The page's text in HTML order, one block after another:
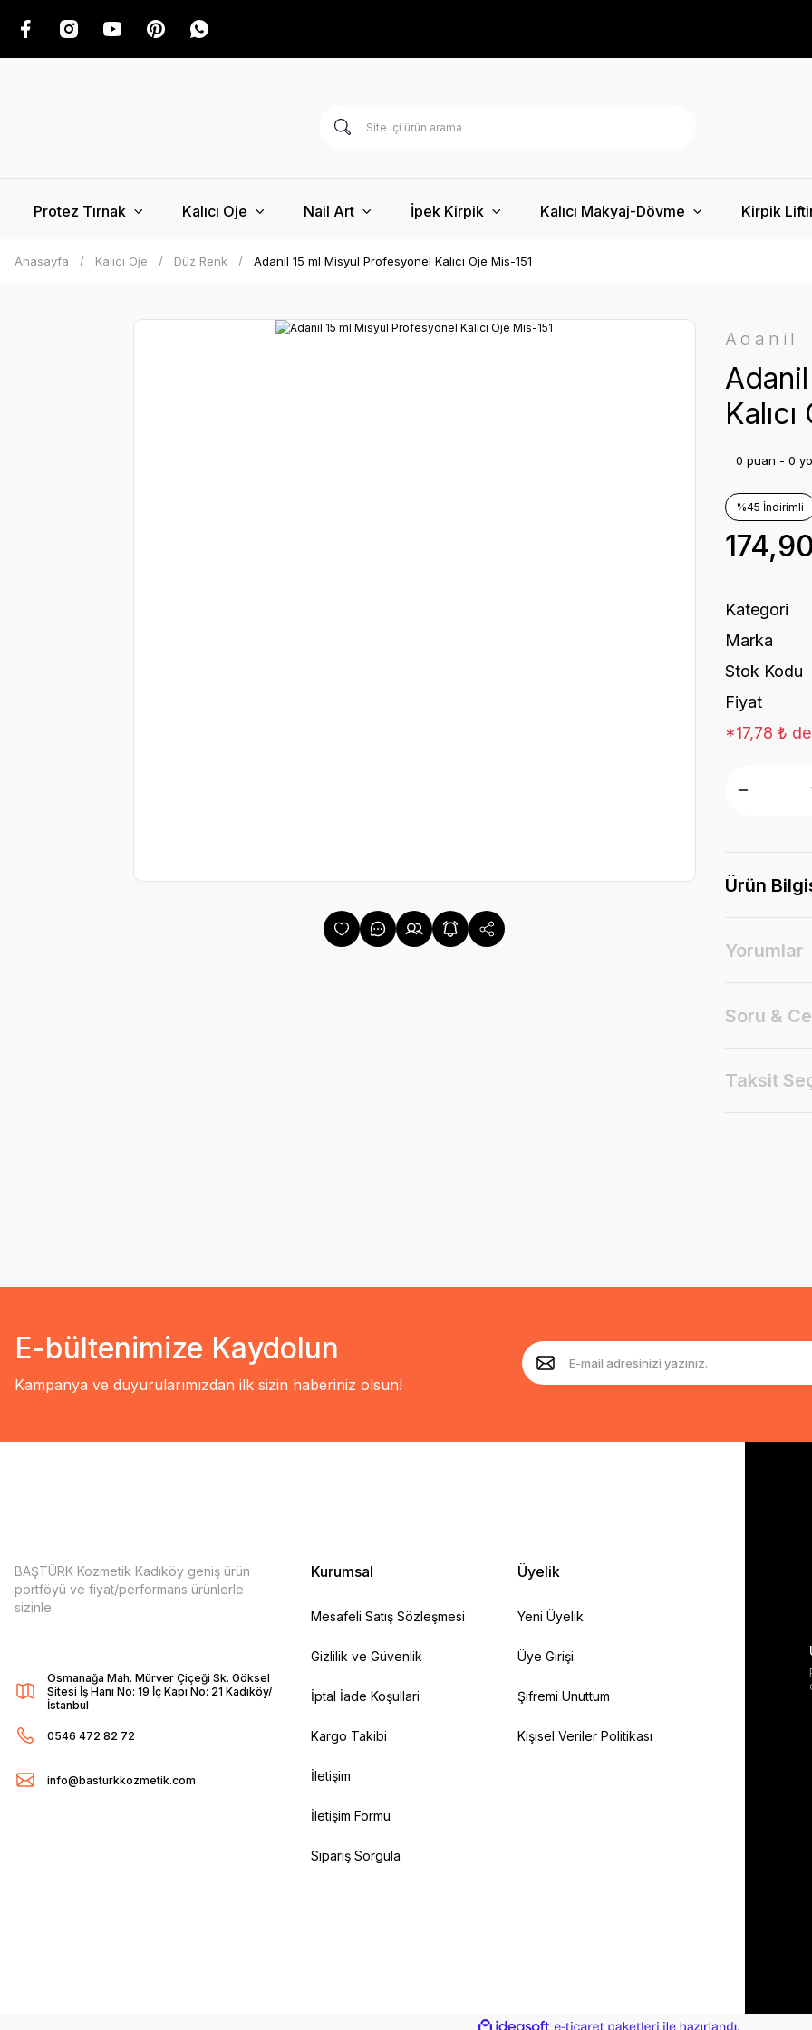
Protez Tırnak Kalıcı Oje Nail Art İpek Kirpik Kalıcı Makyaj-Dövme Kirpik
Anasayfa Kalıcı Oje Düz Renk Adanil 15 ml Misyul Profesyonel Kalıcı Oje Mis-151
Adanil
0 puan - 0
%45 İndirimli
Kategori
Marka
Stok Kodu
Fiyat
*17,78 ₺
Ürün
Yorumlar
Soru &
Taksit
E-bültenimize Kaydolun
Kampanya ve duyurularımızdan ilk sizin haberiniz olsun!
BAŞTÜRK Kozmetik Kadıköy geniş ürün
portföyü ve fiyat/performans ürünlerle
sizinle.
Osmanağa Mah. Mürver Çiçeği Sk. Göksel
Sitesi İş Hanı No: 19 İç Kapı No: 21 Kadıköy/
İstanbul
0546 472 82 72
info@basturkkozmetik.com
Kurumsal
Mesafeli Satış Sözleşmesi
Gizlilik ve Güvenlik
İptal İade Koşullari
Kargo Takibi
İletişim
İletişim Formu
Sipariş Sorgula
Üyelik
Yeni Üyelik
Üye Girişi
Şifremi Unuttum
Kişisel Veriler Politikası
ideasoft e-